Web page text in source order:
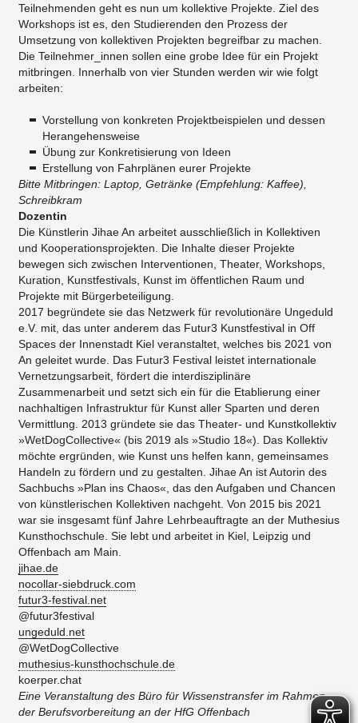
Teilnehmenden geht es nun um kollektive Projekte. Ziel des
Workshops ist es, den Studierenden den Prozess der
Umsetzung von kollektiven Projekten begreifbar zu machen.
Die Teilnehmer_innen sollen eine grobe Idee für ein Projekt
mitbringen. Innerhalb von vier Stunden werden wir wie folgt
arbeiten:
Vorstellung von konkreten Projektbeispielen und dessen
Herangehensweise
Übung zur Konkretisierung von Ideen
Erstellung von Fahrplänen eurer Projekte
Bitte Mitbringen: Laptop, Getränke (Empfehlung: Kaffee),
Schreibkram
Dozentin
Die Künstlerin Jihae An arbeitet ausschließlich in Kollektiven
und Kooperationsprojekten. Die Inhalte dieser Projekte
bewegen sich zwischen Interventionen, Theater, Workshops,
Kuration, Kunstfestivals, Kunst im öffentlichen Raum und
Projekte mit Bürgerbeteiligung.
2017 begründete sie das Netzwerk für revolutionäre Ungeduld
e.V. mit, das unter anderem das Futur3 Kunstfestival in Off
Spaces der Innenstadt Kiel veranstaltet, welches bis 2021 von
An geleitet wurde. Das Futur3 Festival leistet internationale
Vernetzungsarbeit, fördert die interdisziplinäre
Zusammenarbeit und setzt sich ein für die Etablierung einer
nachhaltigen Infrastruktur für Kunst aller Sparten und deren
Vermittlung. 2013 gründete sie das Theater- und Kunstkollektiv
»WetDogCollective« (bis 2019 als »Studio 18«). Das Kollektiv
möchte ergründen, wie Kunst uns helfen kann, gemeinsames
Handeln zu fördern und zu gestalten. Jihae An ist Autorin des
Sachbuchs »Plan ins Chaos«, das den Aufgaben und Chancen
von künstlerischen Kollektiven nachgeht. Von 2015 bis 2021
war sie insgesamt fünf Jahre Lehrbeauftragte an der Muthesius
Kunsthochschule. Sie lebt und arbeitet in Kiel, Leipzig und
Offenbach am Main.
jihae.de
nocollar-siebdruck.com
futur3-festival.net
@futur3festival
ungeduld.net
@WetDogCollective
muthesius-kunsthochschule.de
koerper.chat
Eine Veranstaltung des Büro für Wissenstransfer im Rahmen
der Berufsvorbereitung an der HfG Offenbach